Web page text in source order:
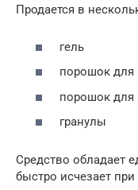
Продается в
гель
порошок для
порошок для
гранулы
Средство обладает
быстро исчезает